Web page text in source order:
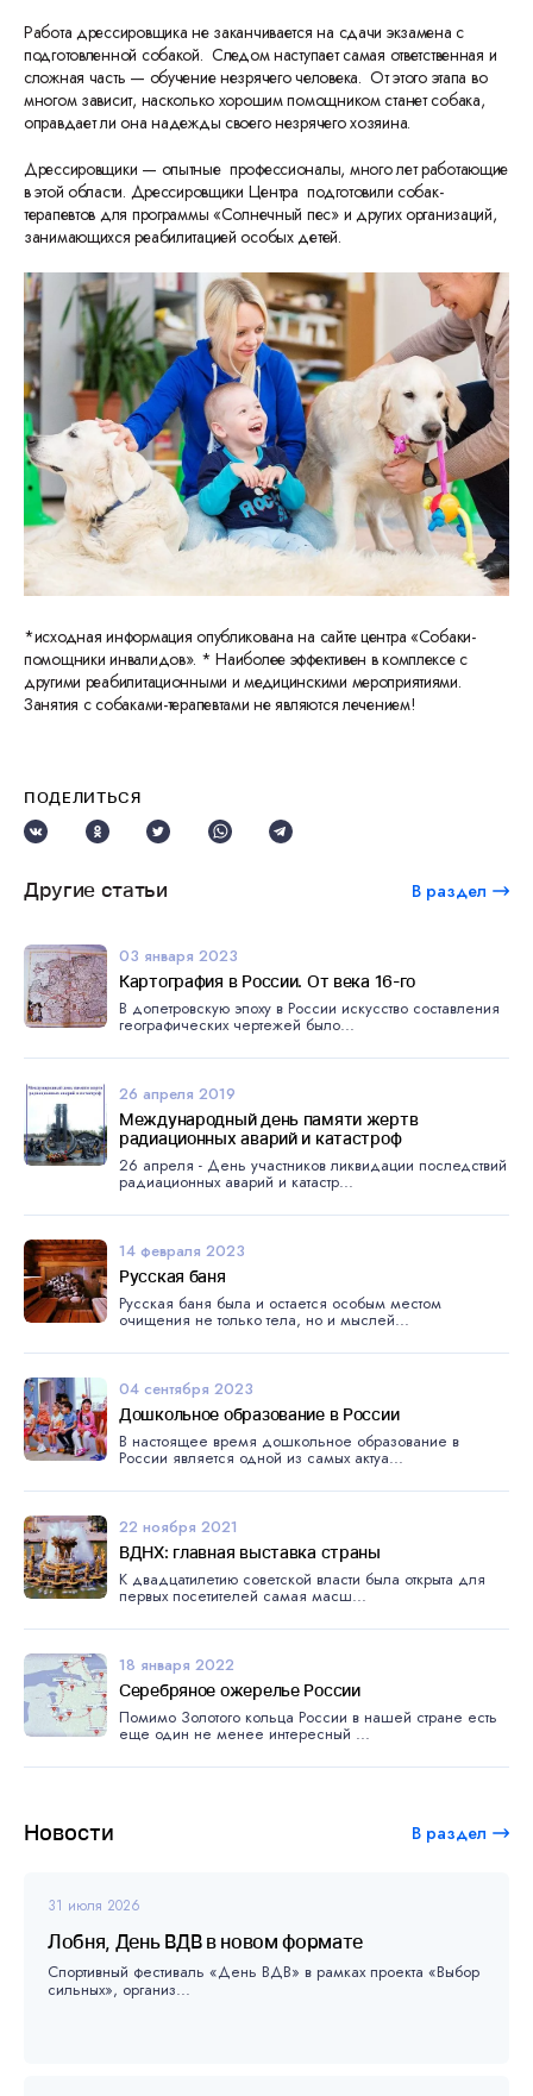
Новости В раздел
31 июля 2026
Лобня, День ВДВ в новом формате
Спортивный фестиваль «День ВДВ» в рамках проекта «Выбор
сильных», организ...
Работа дрессировщика не заканчивается на сдачи экзамена с
подготовленной собакой. Следом наступает самая ответственная и
сложная часть — обучение незрячего человека. От этого этапа во
многом зависит, насколько хорошим помощником станет собака,
оправдает ли она надежды своего незрячего хозяина.
Дрессировщики — опытные профессионалы, много лет работающие
в этой области. Дрессировщики Центра подготовили собак-
терапевтов для программы «Солнечный пес» и других организаций,
занимающихся реабилитацией особых детей.
*исходная информация опубликована на сайте центра «Собаки-
помощники инвалидов». * Наиболее эффективен в комплексе с
другими реабилитационными и медицинскими мероприятиями.
Занятия с собаками-терапевтами не являются лечением!
ПОДЕЛИТЬСЯ
Другие статьи В раздел
03 января 2023
Картография в России. От века 16-го
В допетровскую эпоху в России искусство составления
географических чертежей было...
26 апреля 2019
Международный день памяти жертв
радиационных аварий и катастроф
26 апреля - День участников ликвидации последствий
радиационных аварий и катастр...
14 февраля 2023
Русская баня
Русская баня была и остается особым местом
очищения не только тела, но и мыслей...
04 сентября 2023
Дошкольное образование в России
В настоящее время дошкольное образование в
России является одной из самых актуа...
22 ноября 2021
ВДНХ: главная выставка страны
К двадцатилетию советской власти была открыта для
первых посетителей самая масш...
18 января 2022
Серебряное ожерелье России
Помимо Золотого кольца России в нашей стране есть
еще один не менее интересный ...